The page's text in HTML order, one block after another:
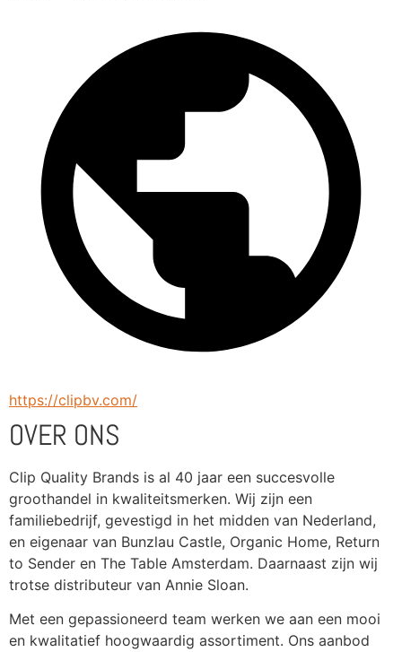
https://clipbv.com/
OVER ONS
Clip Quality Brands is al 40 jaar een succesvolle
groothandel in kwaliteitsmerken. Wij zijn een
familiebedrijf, gevestigd in het midden van Nederland,
en eigenaar van Bunzlau Castle, Organic Home, Return
to Sender en The Table Amsterdam. Daarnaast zijn wij
trotse distributeur van Annie Sloan.
Met een gepassioneerd team werken we aan een mooi
en kwalitatief hoogwaardig assortiment. Ons aanbod